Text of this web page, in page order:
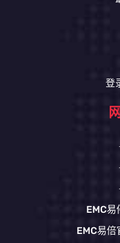
登
EMC易
EMC易倍